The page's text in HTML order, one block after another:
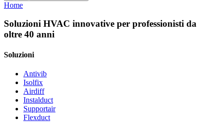
Home
Soluzioni HVAC innovative per professionisti da
oltre 40 anni
Soluzioni
Antivib
Isolfix
Airdiff
Instalduct
Supportair
Flexduct